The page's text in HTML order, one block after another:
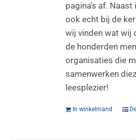
pagina’s af.
ook echt bij de
wij vinden wat wij
de honderden
organisaties die
samenwerken
leesplezier!
In winkelmand